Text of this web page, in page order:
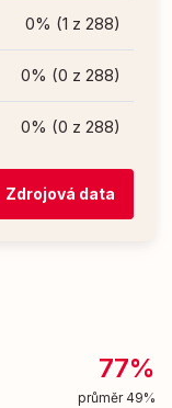
0% (1 z 288)
0% (0 z 288)
0% (0 z 288)
Zdrojová data
77%
průměr 49%